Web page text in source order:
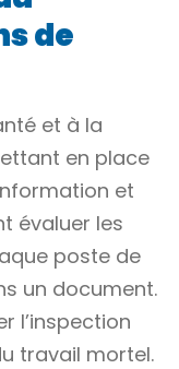
de
et à la
en place
et
évaluer les
poste de
un document.
l’inspection
travail mortel.